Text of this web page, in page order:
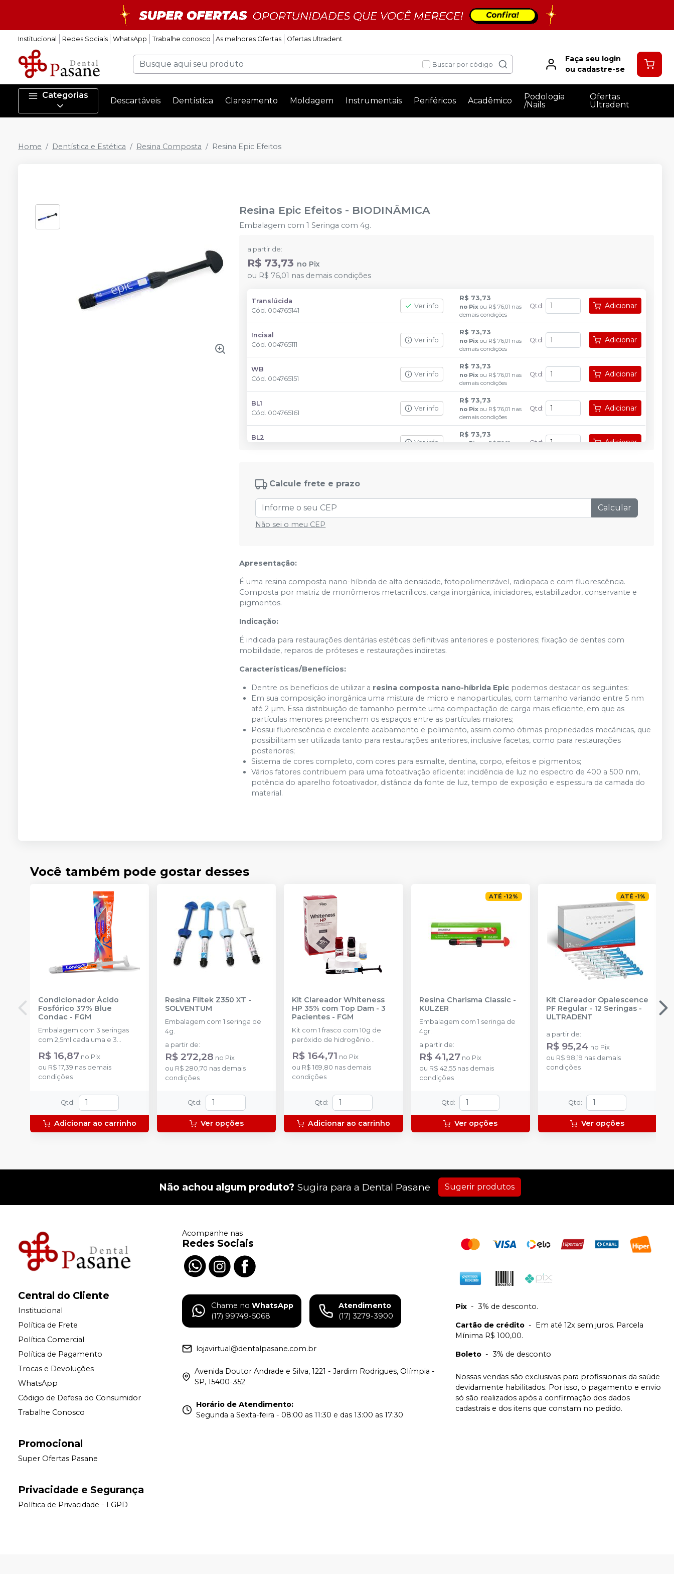
Institucional Redes Sociais WhatsApp Trabalhe conosco As melhores Ofertas Ofertas Ultradent
Buscar por código
Faça seu login
ou cadastre-se
Categorias
Descartáveis Dentística Clareamento Moldagem Instrumentais Periféricos Acadêmico
Podologia
/Nails
Ofertas
Ultradent
Home Dentística e Estética Resina Composta Resina Epic Efeitos
Resina Epic Efeitos - BIODINÂMICA
Embalagem com 1 Seringa com 4g.
a partir de:
R$ 73,73 no Pix
ou R$ 76,01 nas demais condições
Translúcida
Cód. 004765141
Ver info
R$ 73,73
no Pix ou R$ 76,01 nas
demais condições
Qtd : Adicionar
Incisal
Cód. 004765111
Ver info
R$ 73,73
no Pix ou R$ 76,01 nas
demais condições
Qtd : Adicionar
WB
Cód. 004765151
Ver info
R$ 73,73
no Pix ou R$ 76,01 nas
demais condições
Qtd : Adicionar
BL1
Cód. 004765161
Ver info
R$ 73,73
no Pix ou R$ 76,01 nas
demais condições
Qtd : Adicionar
BL2
Ver info
R$ 73,73
Pix R$ 76,01 Qtd: Adicionar
Calcule frete e prazo
Calcular
Não sei o meu CEP
Apresentação:
É uma resina composta nano-híbrida de alta densidade, fotopolimerizável, radiopaca e com fluorescência.
Composta por matriz de monômeros metacrílicos, carga inorgânica, iniciadores, estabilizador, conservante e
pigmentos.
Indicação:
É indicada para restaurações dentárias estéticas definitivas anteriores e posteriores; fixação de dentes com
mobilidade, reparos de próteses e restaurações indiretas.
Características/Benefícios:
Dentre os benefícios de utilizar a resina composta nano-híbrida Epic podemos destacar os seguintes:
Em sua composição inorgânica uma mistura de micro e nanoparticulas, com tamanho variando entre 5 nm
até 2 µm. Essa distribuição de tamanho permite uma compactação de carga mais eficiente, em que as
partículas menores preenchem os espaços entre as partículas maiores;
Possui fluorescência e excelente acabamento e polimento, assim como ótimas propriedades mecânicas, que
possibilitam ser utilizada tanto para restaurações anteriores, inclusive facetas, como para restaurações
posteriores;
Sistema de cores completo, com cores para esmalte, dentina, corpo, efeitos e pigmentos;
Vários fatores contribuem para uma fotoativação eficiente: incidência de luz no espectro de 400 a 500 nm,
potência do aparelho fotoativador, distância da fonte de luz, tempo de exposição e espessura da camada do
material.
Você também pode gostar desses
Condicionador Ácido
Fosfórico 37% Blue
Condac - FGM
Embalagem com 3 seringas
com 2,5ml cada uma e 3
R$ 16,87 no Pix
ou R$ 17,39 nas demais
condições
Qtd :
Adicionar ao carrinho
Resina Filtek Z350 XT -
SOLVENTUM
Embalagem com 1 seringa de
4g.
a partir de:
R$ 272,28 no Pix
ou R$ 280,70 nas demais
condições
Qtd :
Ver opções
Kit Clareador Whiteness
HP 35% com Top Dam - 3
Pacientes - FGM
Kit com 1 frasco com 10g de
peróxido de hidrogênio
de espessante + 1 frasco com
2g de solução Neutralize
(neutralizante de peróxidos) + 1
preparo do gel e 1 Top Dam
com 2g.
R$ 164,71 no Pix
ou R$ 169,80 nas demais
condições
Qtd :
Adicionar ao carrinho
ATÉ -12%
Resina Charisma Classic-
KULZER
Embalagem com 1 seringa de
4gr.
a partir de:
R$ 41,27 no Pix
ou R$ 42,55nas demais
condições
Qtd :
Ver opções
ATÉ -1%
Kit Clareador Opalescence
PF Regular - 12 Seringas-
ULTRADENT
a partir de:
R$ 95,24 no Pix
ou R$ 98,19 nas demais
condições
Qtd :
Ver opções
Não achou algum produto? Sugira para a Dental Pasane Sugerir produtos
Central do Cliente
Institucional
Política de Frete
Política Comercial
Política de Pagamento
Trocas e Devoluções
WhatsApp
Código de Defesa do Consumidor
Trabalhe Conosco
Promocional
Super Ofertas Pasane
Privacidade e Segurança
Política de Privacidade - LGPD
Acompanhe nas
Redes Sociais
Chame no WhatsApp
(17) 99749-5068
Atendimento
(17) 3279-3900
lojavirtual@dentalpasane.com.br
Avenida Doutor Andrade e Silva, 1221 - Jardim Rodrigues, Olímpia -
SP, 15400-352
Horário de Atendimento:
Segunda a Sexta-feira - 08:00 as 11:30 e das 13:00 as 17:30
Pix - 3% de desconto.
Cartão de crédito - Em até 12x sem juros. Parcela
Mínima R$ 100,00.
Boleto - 3% de desconto
Nossas vendas são exclusivas para profissionais da saúde
devidamente habilitados. Por isso, o pagamento e envio
só são realizados após a confirmação dos dados
cadastrais e dos itens que constam no pedido.